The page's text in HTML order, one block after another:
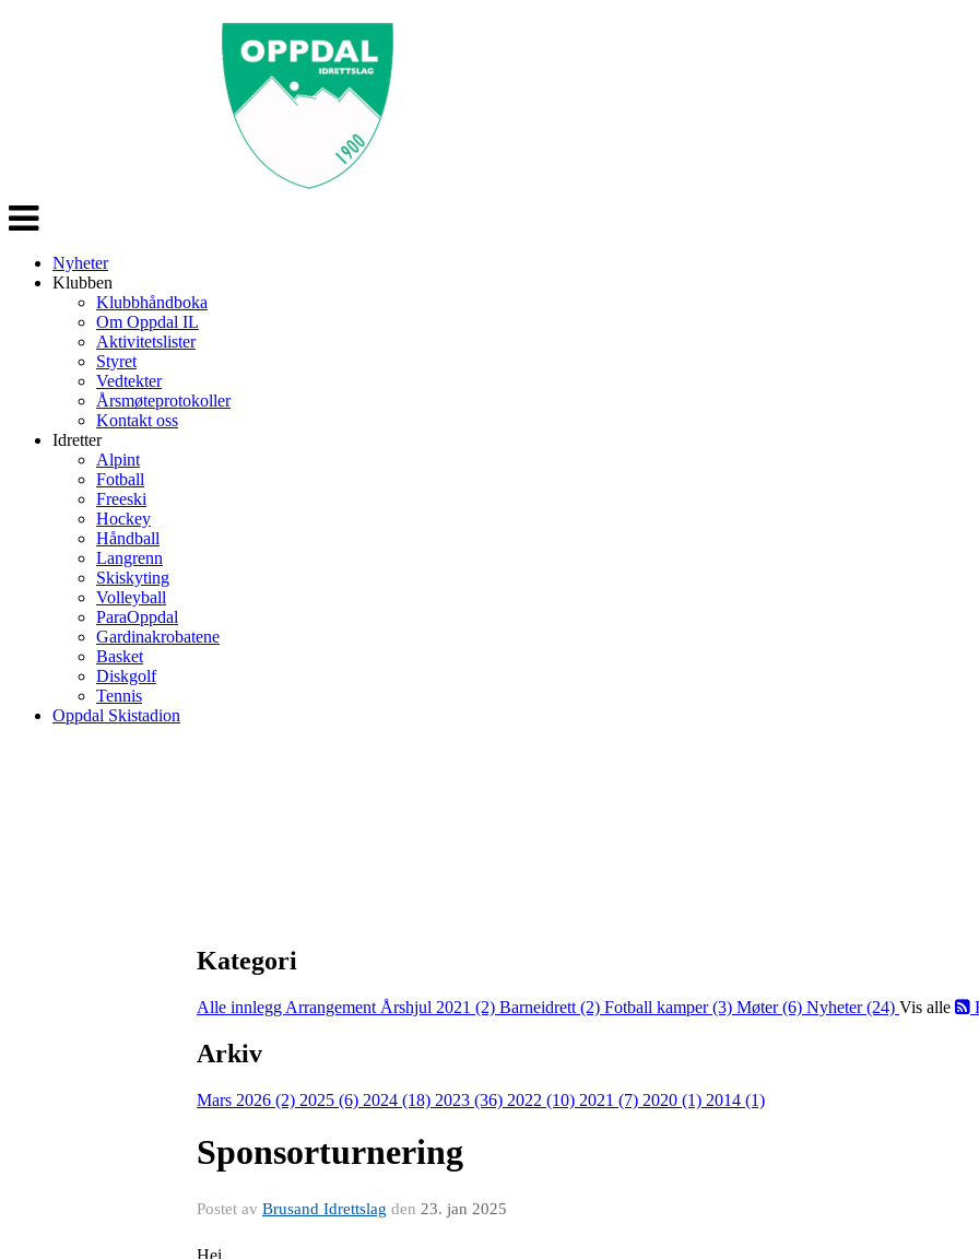
Veksle
navigasjon
Nyheter
Klubben
Klubbhåndboka
Om Oppdal IL
Aktivitetslister
Styret
Vedtekter
Årsmøteprotokoller
Kontakt oss
Idretter
Alpint
Fotball
Freeski
Hockey
Håndball
Langrenn
Skiskyting
Volleyball
ParaOppdal
Gardinakrobatene
Basket
Diskgolf
Tennis
Oppdal Skistadion
Kategori
Alle innlegg Arrangement Årshjul 2021 (2) Barneidrett (2) Fotball kamper (3) Møter (6) Nyheter (24) Vis alle
Arkiv
Mars 2026 (2) 2025 (6) 2024 (18) 2023 (36) 2022 (10) 2021 (7) 2020 (1) 2014 (1)
Sponsorturnering
Postet av Brusand Idrettslag den 23. jan 2025
Hei.